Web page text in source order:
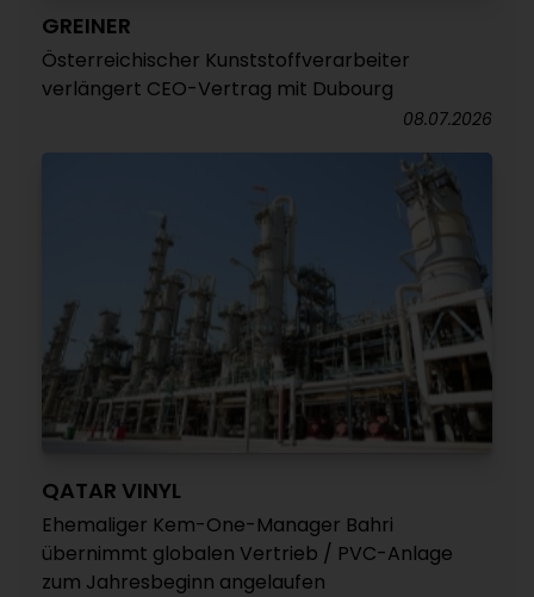
GREINER
Österreichischer Kunststoffverarbeiter
verlängert CEO-Vertrag mit Dubourg
08.07.2026
QATAR VINYL
Ehemaliger Kem-One-Manager Bahri
übernimmt globalen Vertrieb / PVC-Anlage
zum Jahresbeginn angelaufen